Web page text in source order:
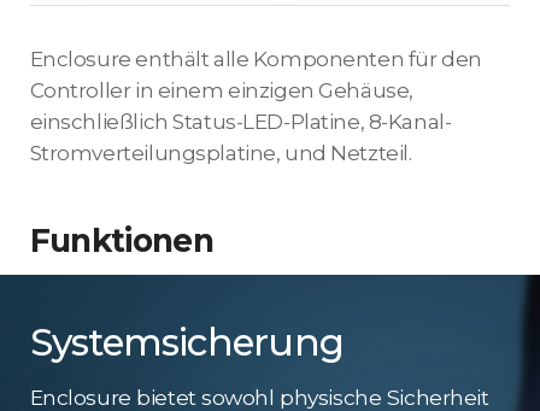
Enclosure enthält alle Komponenten für den
Controller in einem einzigen Gehäuse,
einschließlich Status-LED-Platine, 8-Kanal-
Stromverteilungsplatine, und Netzteil.
Funktionen
Systemsicherung
Enclosure bietet sowohl physische Sicherheit